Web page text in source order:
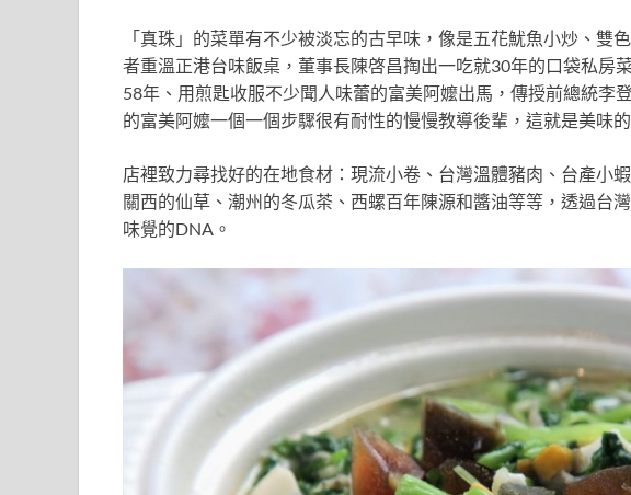
「真珠」的菜單有不少被淡忘的古早味，像是五花魷魚小炒、雙
者重溫正港台味飯桌，董事長陳啓昌掏出一吃就30年的口袋私房
58年、用煎匙收服不少聞人味蕾的富美阿嬤出馬，傳授前總統李
的富美阿嬤一個一個步驟很有耐性的慢慢教導後輩，這就是美味
店裡致力尋找好的在地食材：現流小卷、台灣溫體豬肉、台產小
關西的仙草、潮州的冬瓜茶、西螺百年陳源和醬油等等，透過台
味覺的DNA。